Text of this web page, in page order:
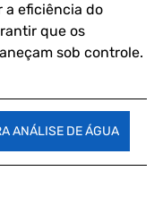
a eficiência do
que os
sob controle.
ANÁLISE DE ÁGUA